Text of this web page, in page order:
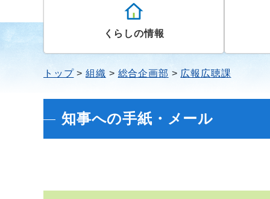
くらしの情報
トップ 組織 総合企画部 広報広聴課
知事への手紙・メール